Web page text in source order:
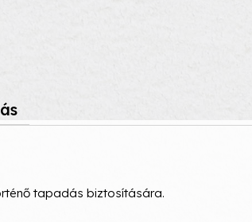
tapadás biztosítására.